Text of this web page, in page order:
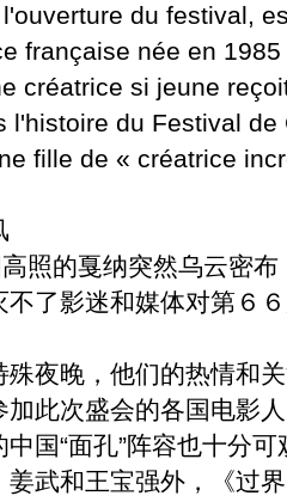
du festival,
française née en
créatrice si jeune
l'histoire du Festival de
fille de « créatrice
照的戛纳突然乌云密
了影迷和媒体对第６
夜晚，他们的热情和
加此次盛会的各国电影
国“面孔”阵容也十分
武和王宝强外，《过